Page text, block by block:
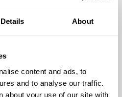
Details About
content and ads, to
and to analyse our traffic.
about your use of our site with
invändigt släppte putsen i
tre våningsplan. Och puts
tilläggsarbeten och de